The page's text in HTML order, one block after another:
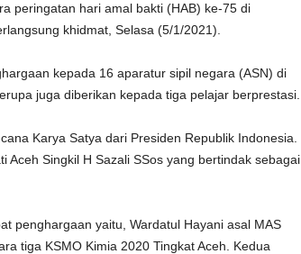
peringatan hari amal bakti (HAB) ke-75 di
khidmat, Selasa (5/1/2021).
kepada 16 aparatur sipil negara (ASN) di
juga diberikan kepada tiga pelajar berprestasi.
Karya Satya dari Presiden Republik Indonesia.
Aceh Singkil H Sazali SSos yang bertindak sebagai
penghargaan yaitu, Wardatul Hayani asal MAS
tiga KSMO Kimia 2020 Tingkat Aceh. Kedua